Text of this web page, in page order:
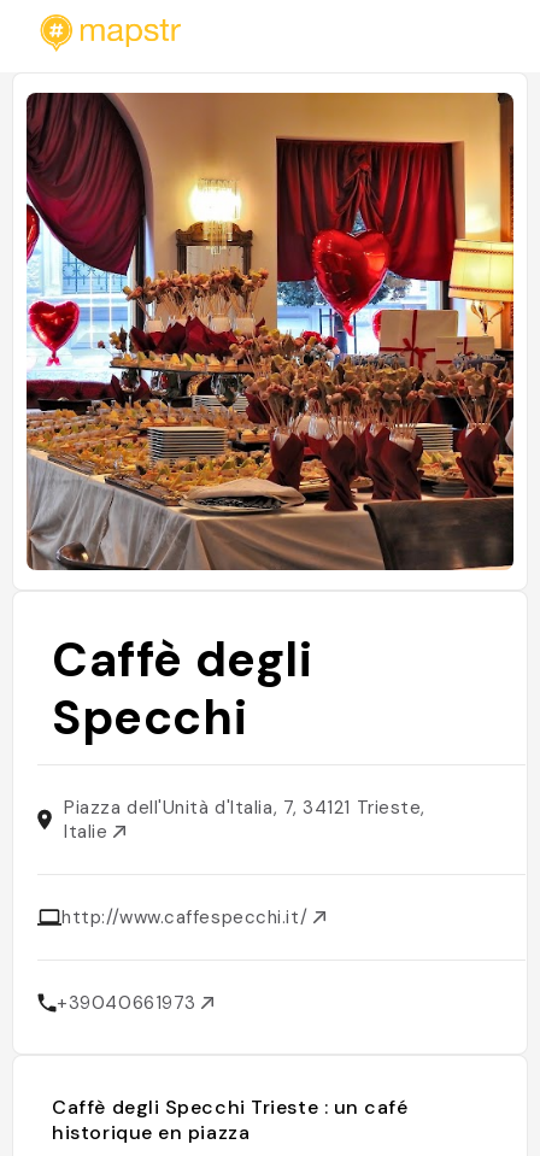
Caffè degli
Specchi
Piazza dell'Unità d'Italia, 7, 34121 Trieste,
Italie
http://www.caffespecchi.it/
+39040661973
Caffè degli Specchi Trieste : un café
historique en piazza